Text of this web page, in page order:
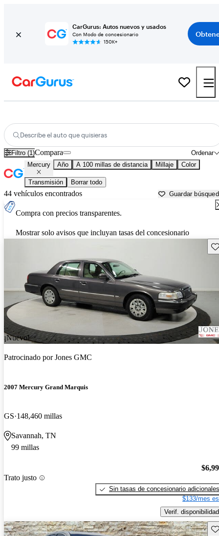
CarGurus: Autos nuevos y usados
Con Modo de concesionario
150K+
Describe el auto que quisieras
Filtro (1) Ordenar
Compara
Mercury Año A 100 millas de distancia Millaje Color
Transmisión Borrar todo
44 vehículos encontrados Guardar
Compra con precios transparentes.
Mostrar solo avisos que incluyan tasas del concesionario
¡Nuevo!
Patrocinado porJones GMC
2007 Mercury Grand Marquis
GS 148,460 millas
Savannah, TN
99 millas
Trato justo
Sin tasas de concesionario adicionales
$133/mes
Verif. disponibilidad